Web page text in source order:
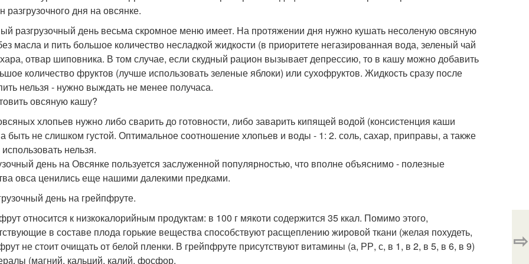
разгрузочного дня на овсянке.
разгрузочный день весьма скромное меню имеет. На протяжении дня нужно кушать несоленую овсяную
масла и пить большое количество несладкой жидкости (в приоритете негазированная вода, зеленый чай
отвар шиповника. В том случае, если скудный рацион вызывает депрессию, то в кашу можно добавить
количество фруктов (лучше использовать зеленые яблоки) или сухофруктов. Жидкость сразу после
нельзя - нужно выждать не менее получаса.
овсяную кашу?
хлопьев нужно либо сварить до готовности, либо заварить кипящей водой (консистенция каши
быть не слишком густой. Оптимальное соотношение хлопьев и воды - 1: 2. соль, сахар, приправы, а также
нельзя.
день на Овсянке пользуется заслуженной популярностью, что вполне объяснимо - полезные
овса ценились еще нашими далекими предками.
день на грейпфруте.
относится к низкокалорийным продуктам: в 100 г мякоти содержится 35 ккал. Помимо этого,
в составе плода горькие вещества способствуют расщеплению жировой ткани (желая похудеть,
не стоит очищать от белой пленки. В грейпфруте присутствуют витамины (а, РР, с, в 1, в 2, в 5, в 6, в 9)
(магний, кальций, калий, фосфор.
⇨